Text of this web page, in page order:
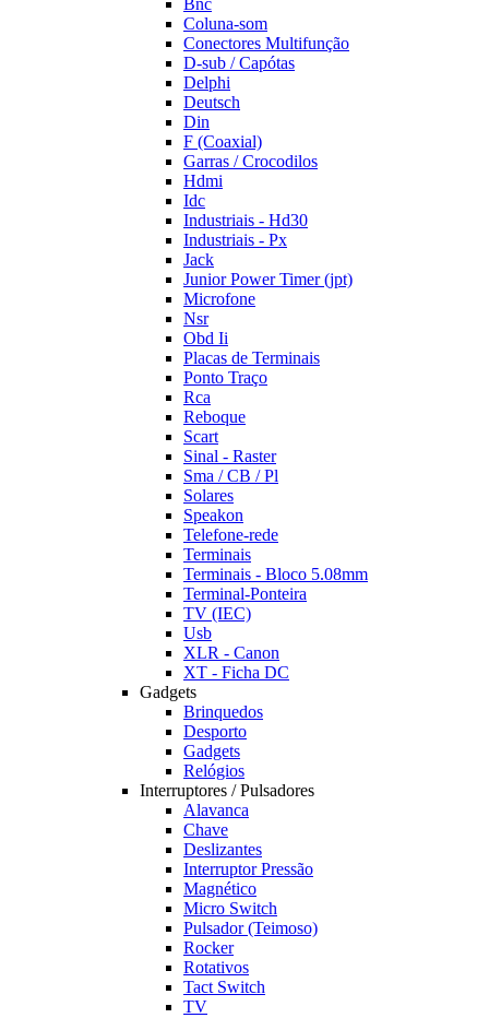
Bnc
Coluna-som
Conectores Multifunção
D-sub / Capótas
Delphi
Deutsch
Din
F (Coaxial)
Garras / Crocodilos
Hdmi
Idc
Industriais - Hd30
Industriais - Px
Jack
Junior Power Timer (jpt)
Microfone
Nsr
Obd Ii
Placas de Terminais
Ponto Traço
Rca
Reboque
Scart
Sinal - Raster
Sma / CB / Pl
Solares
Speakon
Telefone-rede
Terminais
Terminais - Bloco 5.08mm
Terminal-Ponteira
TV (IEC)
Usb
XLR - Canon
XT - Ficha DC
Gadgets
Brinquedos
Desporto
Gadgets
Relógios
Interruptores / Pulsadores
Alavanca
Chave
Deslizantes
Interruptor Pressão
Magnético
Micro Switch
Pulsador (Teimoso)
Rocker
Rotativos
Tact Switch
TV